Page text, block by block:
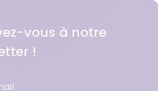
vous à notre
!